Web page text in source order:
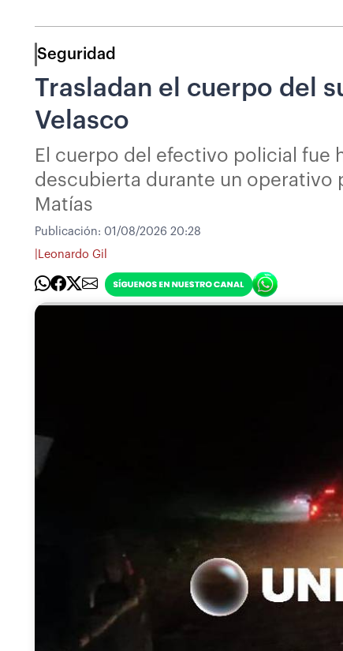
Seguridad
Trasladan el cuerpo del
Velasco
El cuerpo del efectivo policial fue
descubierta durante un operativo
Matías
Publicación: 01/08/2026 20:28
Leonardo Gil